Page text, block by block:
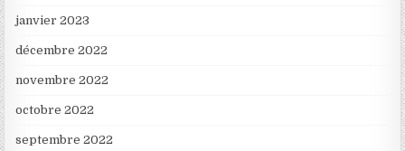
janvier 2023
décembre 2022
novembre 2022
octobre 2022
septembre 2022